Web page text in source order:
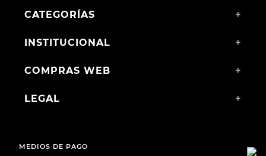
CATEGORÍAS +
INSTITUCIONAL +
COMPRAS WEB +
LEGAL +
MEDIOS DE PAGO